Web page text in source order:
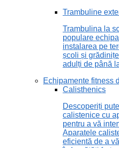
Trambuline
Trambulina la
populare
instalarea pe
școli și
adulți de până
Echipamente fitness
Calisthenics
Descoperiți
calistenice cu
pentru a vă
Aparatele
eficientă de a